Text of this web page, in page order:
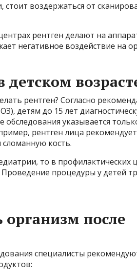
воздержаться от
рентген делают на
негативное воздействие на
детском
рентген? Согласно
детям до 15 лет
обследования указывается
рентген лица
кость.
то в профилактических
процедуры у детей
организм после
специалисты